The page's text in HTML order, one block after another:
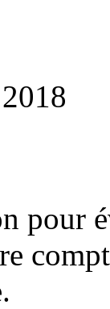
pour